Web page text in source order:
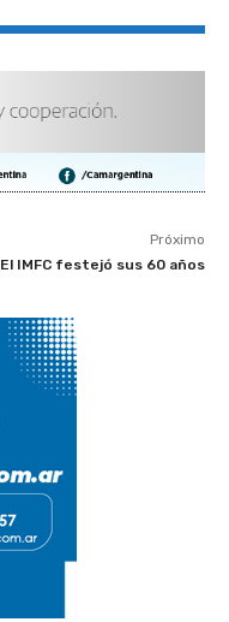
Próximo
El IMFC festejó sus 60 años